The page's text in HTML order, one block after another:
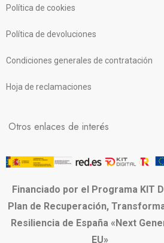
Política de cookies
Política de devoluciones
Condiciones generales de contratación
Hoja de reclamaciones
Financiado por el Programa KIT
Plan de Recuperación,
Resiliencia de España «Next
EU»